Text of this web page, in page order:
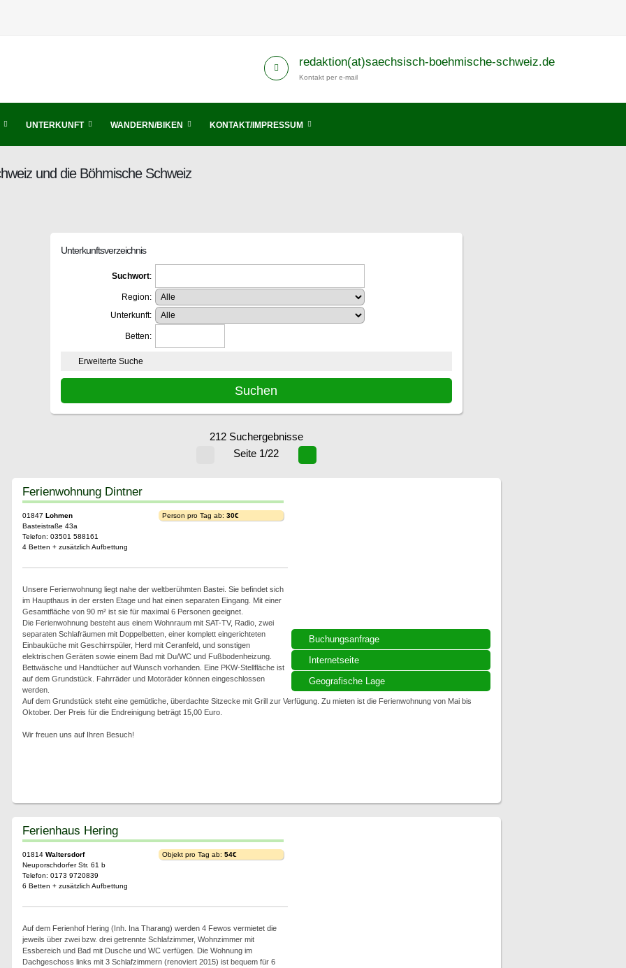
redaktion(at)saechsisch-boehmische-schweiz.de
Kontakt per e-mail
UNTERKUNFT WANDERN/BIKEN KONTAKT/IMPRESSUM
und die Böhmische Schweiz
Unterkunftsverzeichnis
Suchwort:
Region:
Unterkunft:
Betten:
Erweiterte Suche
212 Suchergebnisse
Seite 1/22
Buchungsanfrage
Internetseite
Geografische Lage
Ferienwohnung Dintner
01847 Lohmen
Basteistraße 43a
Telefon: 03501 588161
4 Betten + zusätzlich Aufbettung
Person pro Tag ab: 30€
Unsere Ferienwohnung liegt nahe der weltberühmten Bastei. Sie befindet sich
im Haupthaus in der ersten Etage und hat einen separaten Eingang. Mit einer
Gesamtfläche von 90 m² ist sie für maximal 6 Personen geeignet.
Die Ferienwohnung besteht aus einem Wohnraum mit SAT-TV, Radio, zwei
separaten Schlafräumen mit Doppelbetten, einer komplett eingerichteten
Einbauküche mit Geschirrspüler, Herd mit Ceranfeld, und sonstigen
elektrischen Geräten sowie einem Bad mit Du/WC und Fußbodenheizung.
Bettwäsche und Handtücher auf Wunsch vorhanden. Eine PKW-Stellfläche ist
auf dem Grundstück. Fahrräder und Motoräder können eingeschlossen
werden.
Auf dem Grundstück steht eine gemütliche, überdachte Sitzecke mit Grill zur Verfügung. Zu mieten ist die Ferienwohnung von Mai bis
Oktober. Der Preis für die Endreinigung beträgt 15,00 Euro.
Wir freuen uns auf Ihren Besuch!
Ferienhaus Hering
01814 Waltersdorf
Neuporschdorfer Str. 61 b
Telefon: 0173 9720839
6 Betten + zusätzlich Aufbettung
Objekt pro Tag ab: 54€
Auf dem Ferienhof Hering (Inh. Ina Tharang) werden 4 Fewos vermietet die
jeweils über zwei bzw. drei getrennte Schlafzimmer, Wohnzimmer mit
Essbereich und Bad mit Dusche und WC verfügen. Die Wohnung im
Dachgeschoss links mit 3 Schlafzimmern (renoviert 2015) ist bequem für 6